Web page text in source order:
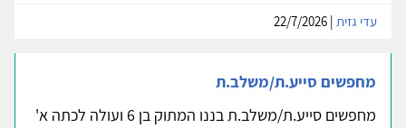
עדי גזית
מחפשים סייע.ת/משלב.ת
מחפשים סייע.ת/משלב.ת בננו המתוק בן 6 ועולה לכתה א'